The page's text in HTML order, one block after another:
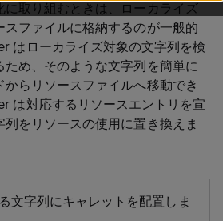
に取り組むときは、ローカライズ
スファイルに格納するのが一般的
はローカライズ対象の文字列を検
ため、そのような文字列を簡単に
からリソースファイルへ移動でき
は対応するリソースエントリを宣
をリソースの使用に置き換えま
文字列にキャレットを配置しま